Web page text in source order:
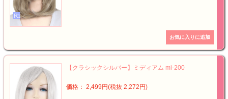
【クラシックシルバー】ミディアム mi-200
価格： 2,499円(税抜 2,272円)